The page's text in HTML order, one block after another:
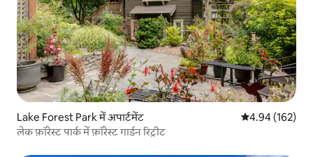
Lake Forest Park में अपार्टमेंट औसत रेटिंग 5 में से
4.94 (162)
लेक फ़ॉरेस्ट पार्क में फ़ॉरेस्ट गार्डन रिट्रीट